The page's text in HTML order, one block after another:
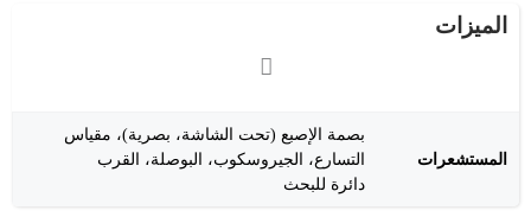
الميزات
المستشعرات
بصمة الإصبع (تحت الشاشة، بصرية)، مقياس
التسارع، الجيروسكوب، البوصلة، القرب
دائرة للبحث